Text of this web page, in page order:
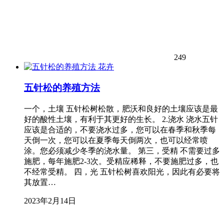
249
花卉
五针松的养殖方法
一个，土壤 五针松树松散，肥沃和良好的土壤应该是最
好的酸性土壤，有利于其更好的生长。 2.浇水 浇水五针
应该是合适的，不要浇水过多，您可以在春季和秋季每
天倒一次，您可以在夏季每天倒两次，也可以经常喷
涂。您必须减少冬季的浇水量。 第三，受精 不需要过多
施肥，每年施肥2-3次。受精应稀释，不要施肥过多，也
不经常受精。 四，光 五针松树喜欢阳光，因此有必要将
其放置…
2023年2月14日